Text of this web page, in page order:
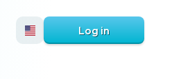
Log in